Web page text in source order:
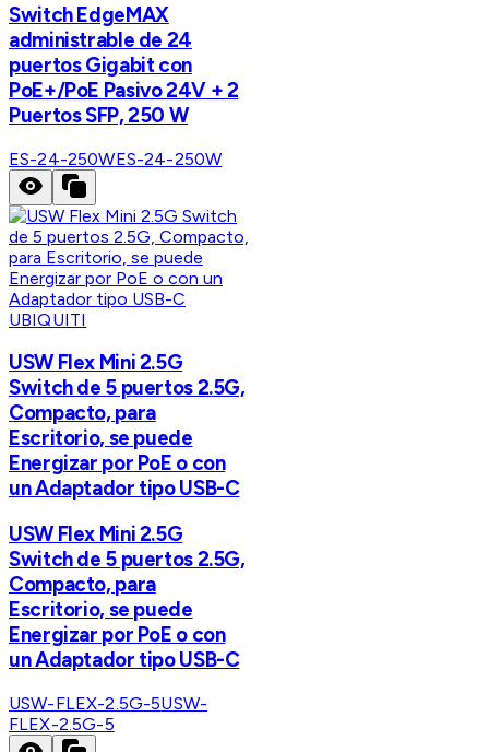
Switch EdgeMAX
administrable de 24
puertos Gigabit con
PoE+/PoE Pasivo 24V + 2
Puertos SFP, 250 W
ES-24-250WES-24-250W
UBIQUITI
USW Flex Mini 2.5G
Switch de 5 puertos 2.5G,
Compacto, para
Escritorio, se puede
Energizar por PoE o con
un Adaptador tipo USB-C
USW Flex Mini 2.5G
Switch de 5 puertos 2.5G,
Compacto, para
Escritorio, se puede
Energizar por PoE o con
un Adaptador tipo USB-C
USW-FLEX-2.5G-5USW-
FLEX-2.5G-5